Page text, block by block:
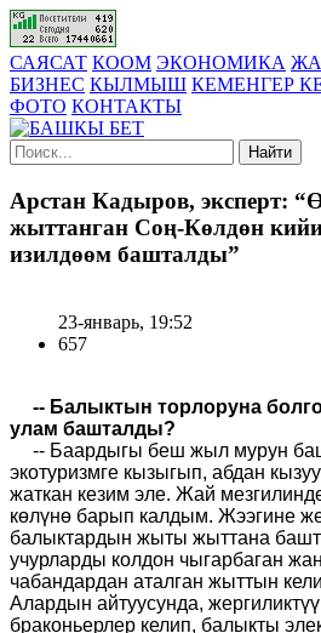
САЯСАТ КООМ ЭКОНОМИКА
БИЗНЕС КЫЛМЫШ КЕМЕНГЕР
ФОТО КОНТАКТЫ
Найти
Арстан Кадыров, эксперт:
жыттанган Cоң-Көлдөн
изилдөөм башталды”
23-январь, 19:52
657
-- Балыктын торлоруна
улам башталды?
-- Баардыгы беш жыл мурун
экотуризмге кызыгып, абдан
жаткан кезим эле. Жай
көлүнө барып калдым. Жээгине
балыктардын жыты жыттана
учурларды колдон чыгарбаган
чабандардан аталган жыттын
Алардын айтуусунда,
браконьерлер келип, балыкты